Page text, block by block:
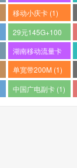
移动小庆卡 (1)
29元145G+100
分钟 (1)
湖南移动流量卡
推荐 (1)
单宽带200M (1)
中国广电副卡 (1)